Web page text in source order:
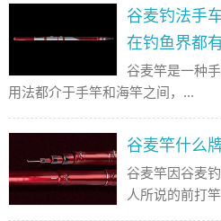
谷麦钓法手
在钓鱼界都
谷麦竿是一种
用法都介于手竿和海竿之间，...
谷麦竿什么
谷麦竿因谷麦
人所说的前打